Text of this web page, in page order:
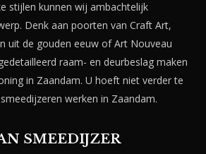
stijlen kunnen wij ambachtelijk
Denk aan poorten van Craft Art,
uit de gouden eeuw of Art Nouveau
raam- en deurbeslag maken
in Zaandam. U hoeft niet verder te
werken in Zaandam.
SMEEDIJZER